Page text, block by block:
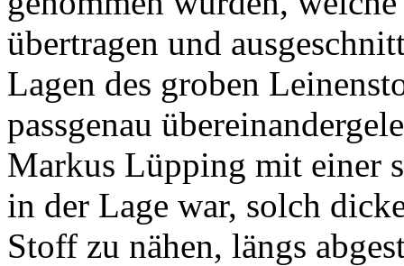
übertragen und
Lagen des groben
passgenau
Markus Lüpping mit einer
in der Lage war, solch
Stoff zu nähen, längs